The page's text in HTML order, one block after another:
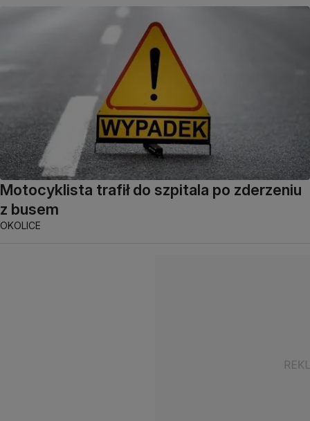
Motocyklista trafił do szpitala po zderzeniu
z busem
OKOLICE